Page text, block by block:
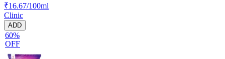
₹16.67/100ml
Clinic
ADD
60%
OFF